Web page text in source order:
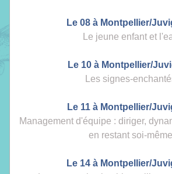
Le 08 à Montpellier/
Le jeune enfant et
Le 10 à Montpellier/
Les signes-
Le 11 à Montpellier/
Management d'équipe : diriger,
en restant soi-même
Le 14 à Montpellier/